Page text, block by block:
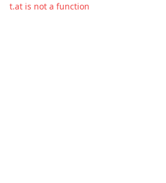
t.at is not a function